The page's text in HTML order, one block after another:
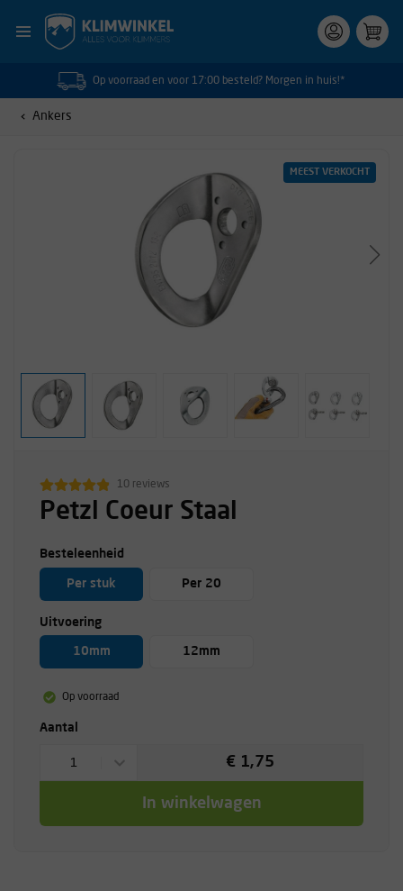
Op voorraad en voor 17:00 besteld? Morgen in huis!*
Ankers
MEEST VERKOCHT
10 reviews
Petzl Coeur Staal
Besteleenheid
Per stuk Per 20
Uitvoering
10mm 12mm
Op voorraad
Aantal
1 € 1,75
In winkelwagen